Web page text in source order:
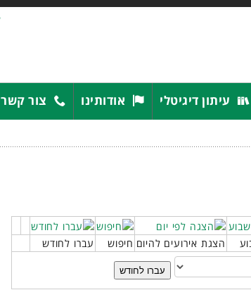
עיתון דיגיטלי אודותינו צור קשר
הצגת אירועים להיום חיפוש
עברו לחודש
עברו לחודש